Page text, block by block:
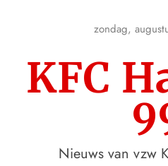
zondag,
KFC
Nieuws van vzw